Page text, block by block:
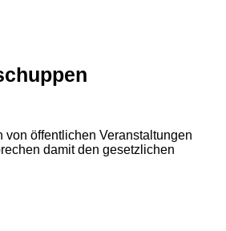
2
von öffentlichen Veranstaltungen
damit den gesetzlichen